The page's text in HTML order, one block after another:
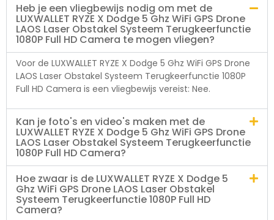
Heb je een vliegbewijs nodig om met de
LUXWALLET RYZE X Dodge 5 Ghz WiFi GPS Drone
LAOS Laser Obstakel Systeem Terugkeerfunctie
1080P Full HD Camera te mogen vliegen?
Voor de LUXWALLET RYZE X Dodge 5 Ghz WiFi GPS Drone
LAOS Laser Obstakel Systeem Terugkeerfunctie 1080P
Full HD Camera is een vliegbewijs vereist: Nee.
Kan je foto's en video's maken met de
LUXWALLET RYZE X Dodge 5 Ghz WiFi GPS Drone
LAOS Laser Obstakel Systeem Terugkeerfunctie
1080P Full HD Camera?
Hoe zwaar is de LUXWALLET RYZE X Dodge 5
Ghz WiFi GPS Drone LAOS Laser Obstakel
Systeem Terugkeerfunctie 1080P Full HD
Camera?